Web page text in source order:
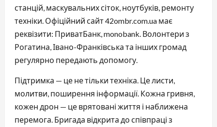
станцій, маскувальних сіток, ноутбуків, ремонту
техніки. Офіційний сайт 42ombr.com.ua має
реквізити: ПриватБанк, monobank. Волонтери з
Рогатина, Івано-Франківська та інших громад
регулярно передають допомогу.
Підтримка — це не тільки техніка. Це листи,
молитви, поширення інформації. Кожна гривня,
кожен дрон — це врятовані життя і наближена
перемога. Бригада відкрита до співпраці з